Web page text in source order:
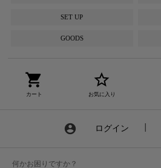
SET UP
GOODS
shopping_cart
カート
star_border
お気に入り
account_circle ログイン
何かお困りですか？